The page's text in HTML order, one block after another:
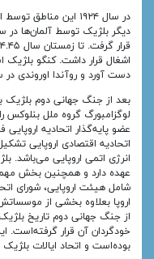
در سال ۱۹۲۴ این
دست آورد و روآندا اوروندی در سال ۱۹۶۲ مستقل شد.
بعد از جنگ جهانی دوم بلژیک
لوگزامبورگ گروه ملل
انرژی اتمی اروپایی می‌باشد.
عهده دارد و همچنین بخش
شامل هیئت اروپایی، شورای
اروپا بعلاوه بخشی از
از جنگ جهانی دوم تاریخ
خودگردان آن قرار گرفته‌است.
بوده‌است و اتحاد ایالات